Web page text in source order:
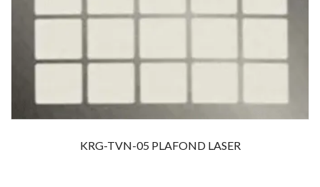
KRG-TVN-05 PLAFOND LASER